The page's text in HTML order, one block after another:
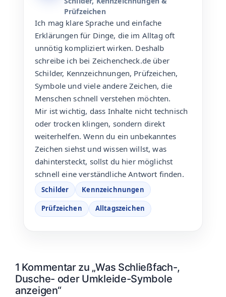
Prüfzeichen
Ich mag klare Sprache und einfache
Erklärungen für Dinge, die im Alltag oft
unnötig kompliziert wirken. Deshalb
schreibe ich bei Zeichencheck.de über
Schilder, Kennzeichnungen, Prüfzeichen,
Symbole und viele andere Zeichen, die
Menschen schnell verstehen möchten.
Mir ist wichtig, dass Inhalte nicht technisch
oder trocken klingen, sondern direkt
weiterhelfen. Wenn du ein unbekanntes
Zeichen siehst und wissen willst, was
dahintersteckt, sollst du hier möglichst
schnell eine verständliche Antwort finden.
Schilder Kennzeichnungen
Prüfzeichen Alltagszeichen
1 Kommentar zu „Was Schließfach-,
Dusche- oder Umkleide-Symbole
anzeigen“